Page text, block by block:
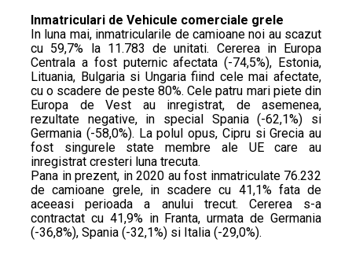
Inmatriculari de Vehicule comerciale grele
In luna mai, inmatricularile de camioane noi au scazut
cu 59,7% la 11.783 de unitati. Cererea in Europa
Centrala a fost puternic afectata (-74,5%), Estonia,
Lituania, Bulgaria si Ungaria fiind cele mai afectate,
cu o scadere de peste 80%. Cele patru mari piete din
Europa de Vest au inregistrat, de asemenea,
rezultate negative, in special Spania (-62,1%) si
Germania (-58,0%). La polul opus, Cipru si Grecia au
fost singurele state membre ale UE care au
inregistrat cresteri luna trecuta.
Pana in prezent, in 2020 au fost inmatriculate 76.232
de camioane grele, in scadere cu 41,1% fata de
aceeasi perioada a anului trecut. Cererea s-a
contractat cu 41,9% in Franta, urmata de Germania
(-36,8%), Spania (-32,1%) si Italia (-29,0%).